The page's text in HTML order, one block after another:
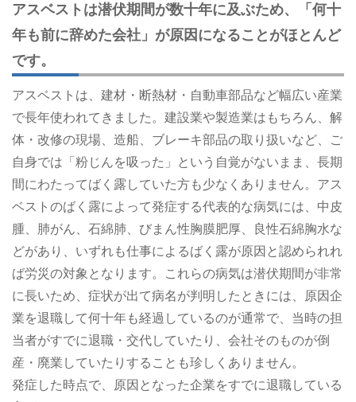
アスベストは潜伏期間が数十年に及ぶため、「何十
年も前に辞めた会社」が原因になることがほとんど
です。
アスベストは、建材・断熱材・自動車部品など幅広い産業
で長年使われてきました。建設業や製造業はもちろん、解
体・改修の現場、造船、ブレーキ部品の取り扱いなど、ご
自身では「粉じんを吸った」という自覚がないまま、長期
間にわたってばく露していた方も少なくありません。アス
ベストのばく露によって発症する代表的な病気には、中皮
腫、肺がん、石綿肺、びまん性胸膜肥厚、良性石綿胸水な
どがあり、いずれも仕事によるばく露が原因と認められれ
ば労災の対象となります。これらの病気は潜伏期間が非常
に長いため、症状が出て病名が判明したときには、原因企
業を退職して何十年も経過しているのが通常で、当時の担
当者がすでに退職・交代していたり、会社そのものが倒
産・廃業していたりすることも珍しくありません。
発症した時点で、原因となった企業をすでに退職している